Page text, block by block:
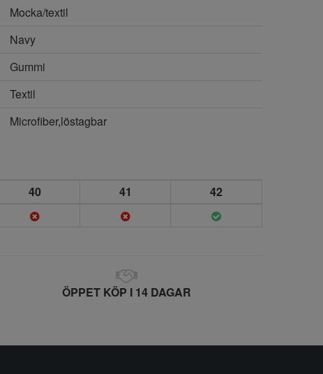
Mocka/textil
Navy
Gummi
Textil
Microfiber,löstagbar
40 41
42
ÖPPET KÖP I 14 DAGAR